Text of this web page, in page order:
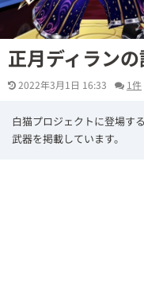
正月ディラン
2022年3月1日 16:33 1件
白猫プロジェクトに登場す
武器を掲載しています。